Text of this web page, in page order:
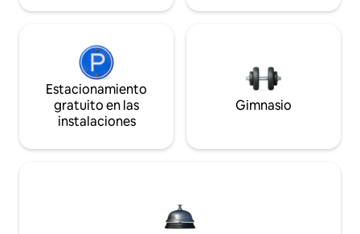
Estacionamiento
gratuito en las
instalaciones
Gimnasio